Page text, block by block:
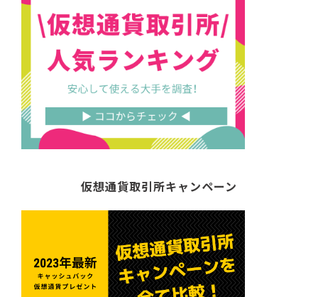
仮想通貨取引所キャンペーン